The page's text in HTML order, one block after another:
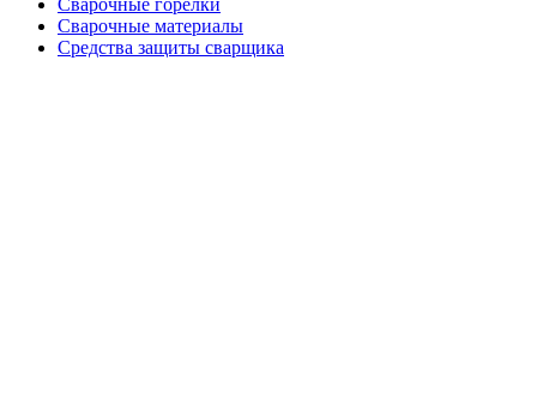
Сварочные материалы
Средства защиты сварщика